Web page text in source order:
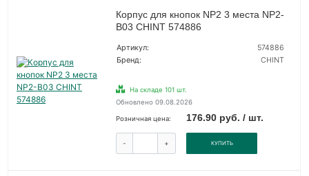
Корпус для кнопок NP2 3 места NP2-
B03 CHINT 574886
Артикул:
574886
Бренд:
CHINT
На складе 101 шт.
Обновлено 09.08.2026
Розничная цена: 176.90 руб. / шт.
- + КУПИТЬ